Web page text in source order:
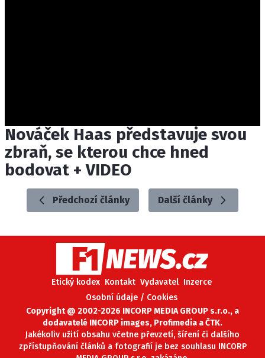
Nováček Haas představuje svou
zbraň, se kterou chce hned
bodovat + VIDEO
Předchozí články Další články
Etický kodex Kontakt Vydavatel Inzerce
Osobní údaje / Cookies
Copyright @ 2002-2026 INCORP MEDIA GROUP s.r.o., a
dodavatelé INCORP images, Profimedia a ČTK.
Jakékoliv užití obsahu včetne převzetí, šíření či dalšího
zpřístupňování článků a fotografií je bez souhlasu INCORP